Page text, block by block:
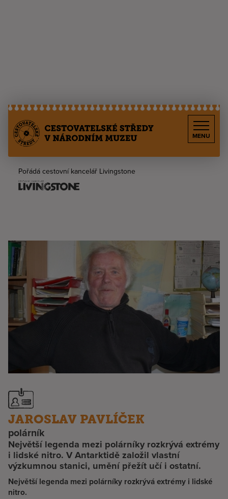
MENU
Pořádá cestovní kancelář Livingstone
JAROSLAV PAVLÍČEK
polárník
Největší legenda mezi polárníky rozkrývá extrémy
i lidské nitro. V Antarktidě založil vlastní
výzkumnou stanici, umění přežít učí i ostatní.
Největší legenda mezi polárníky rozkrývá extrémy i lidské
nitro.